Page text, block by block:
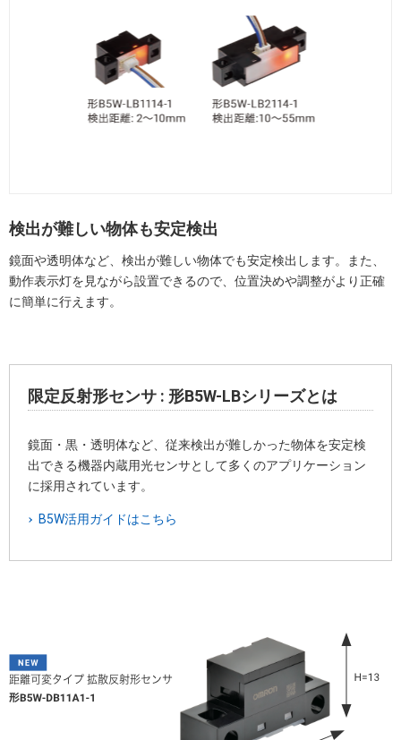
検出が難しい物体も安定検出
鏡面や透明体など、検出が難しい物体でも安定検出します。また、
動作表示灯を見ながら設置できるので、位置決めや調整がより正確
に簡単に行えます。
限定反射形センサ : 形B5W-LBシリーズとは
鏡面・黒・透明体など、従来検出が難しかった物体を安定検
出できる機器内蔵用光センサとして多くのアプリケーション
に採用されています。
B5W活用ガイドはこちら